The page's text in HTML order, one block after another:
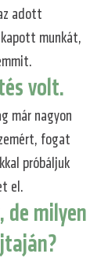
adott
munkát,
volt.
már nagyon
fogat
próbáljuk
el.
de milyen